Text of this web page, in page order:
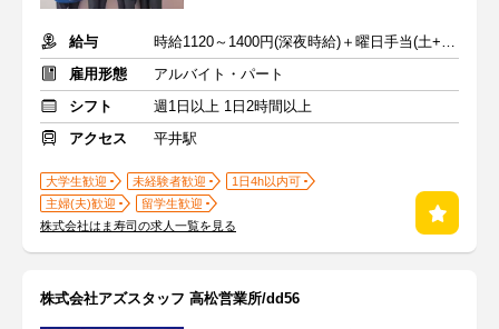
給与
時給1120～1400円(深夜時給)＋曜日手当(土+70円、日祝+100円)
雇用形態
アルバイト・パート
シフト
週1日以上 1日2時間以上
アクセス
平井駅
大学生歓迎 未経験者歓迎
1日4h以内可
主婦(夫)歓迎
留学生歓迎
株式会社はま寿司の求人一覧を見る
株式会社アズスタッフ 高松営業所/dd56